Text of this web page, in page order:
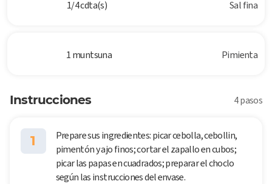
1/4 cdta(s) Sal fina
1 muntsuna Pimienta
Instrucciones 4 pasos
1
Prepare sus ingredientes: picar cebolla, cebollin,
pimentón y ajo finos; cortar el zapallo en cubos;
picar las papas en cuadrados; preparar el choclo
según las instrucciones del envase.